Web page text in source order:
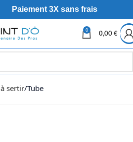
Paiement 3X sans frais
0
0,00 €
sertir Tube